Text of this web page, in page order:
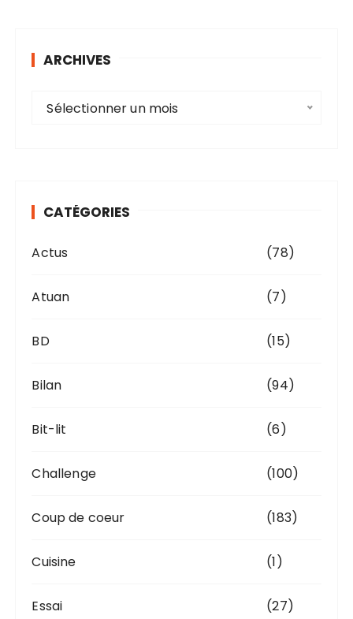
ARCHIVES
e
Sélectionner un mois
CATÉGORIES
Actus (78)
Atuan (7)
BD (15)
Bilan (94)
Bit-lit (6)
Challenge (100)
Coup de coeur (183)
Cuisine (1)
Essai (27)